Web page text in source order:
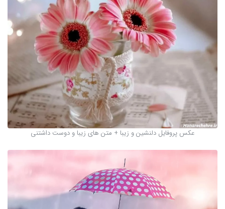
عکس پروفایل دلنشین و زیبا + متن های زیبا و دوست داشتنی